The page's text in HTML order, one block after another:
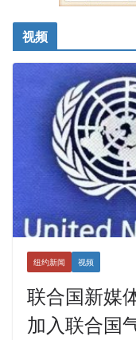
视频
纽约新闻 视频
联合国新媒
加入联合国